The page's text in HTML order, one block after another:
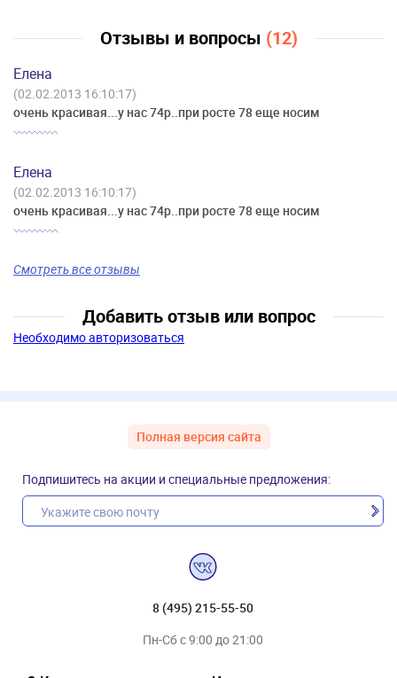
Отзывы и вопросы (12)
Елена
(02.02.2013 16:10:17)
очень красивая...у нас 74р..при росте 78 еще носим
Елена
(02.02.2013 16:10:17)
очень красивая...у нас 74р..при росте 78 еще носим
Смотреть все отзывы
Добавить отзыв или вопрос
Необходимо авторизоваться
Полная версия сайта
Подпишитесь на акции и специальные предложения:
8 (495) 215-55-50
Пн-Сб с 9:00 до 21:00